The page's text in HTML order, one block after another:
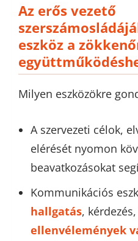
Az erős vezető
eszköz a
Milyen eszközökre
A szervezeti célok,
elérését nyomon
beavatkozásokat
Kommunikációs
hallgatás,
ellenvélemények